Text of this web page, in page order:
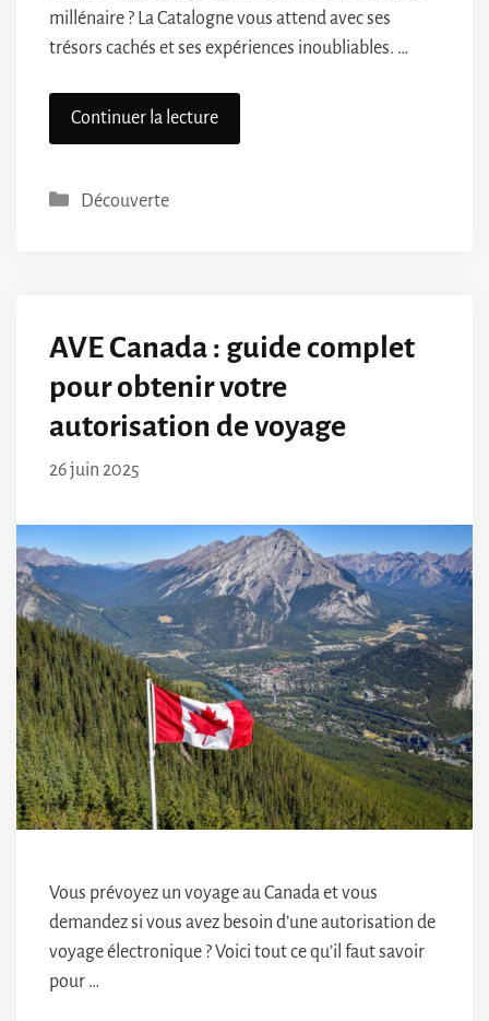
millénaire ? La Catalogne vous attend avec ses
trésors cachés et ses expériences inoubliables. …
Continuer la lecture
Catégories
Découverte
AVE Canada : guide complet
pour obtenir votre
autorisation de voyage
26 juin 2025
Vous prévoyez un voyage au Canada et vous
demandez si vous avez besoin d’une autorisation de
voyage électronique ? Voici tout ce qu’il faut savoir
pour …